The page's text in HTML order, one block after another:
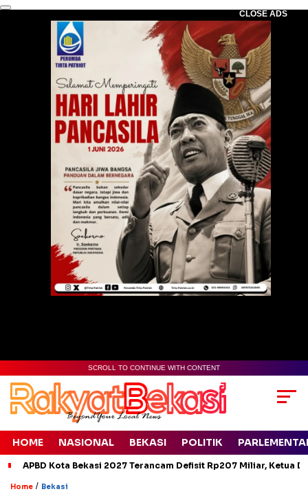
CLOSE ADS
SCROLL TO CONTINUE WITH CONTENT
HOME NASIONAL BEKASI POLITIK
APBD Kota Bekasi 2027 Terancam Defisit Rp207 Miliar, Ketua
Home / Bekasi